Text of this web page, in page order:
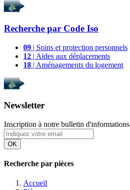
Recherche par Code Iso
09 | Soins et protection personnels
12 | Aides aux déplacements
18 | Aménagements du logement
Newsletter
Inscription à notre bulletin d'informations
OK
Recherche par pièces
Accueil